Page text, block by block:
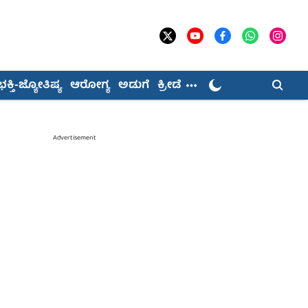
ಜ್ಯೋತಿಷ್ಯ ಆರೋಗ್ಯ ಅಡುಗೆ ಕ್ರೀಡೆ
Advertisement